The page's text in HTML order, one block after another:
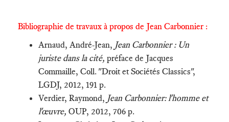
Bibliographie de travaux à propos de Jean Carbonnier :
Arnaud, André-Jean, Jean Carbonnier : Un
juriste dans la cité, préface de Jacques
Commaille, Coll. "Droit et Sociétés Classics",
LGDJ, 2012, 191 p.
Verdier, Raymond, Jean Carbonnier: l'homme et
l'œuvre, OUP, 2012, 706 p.